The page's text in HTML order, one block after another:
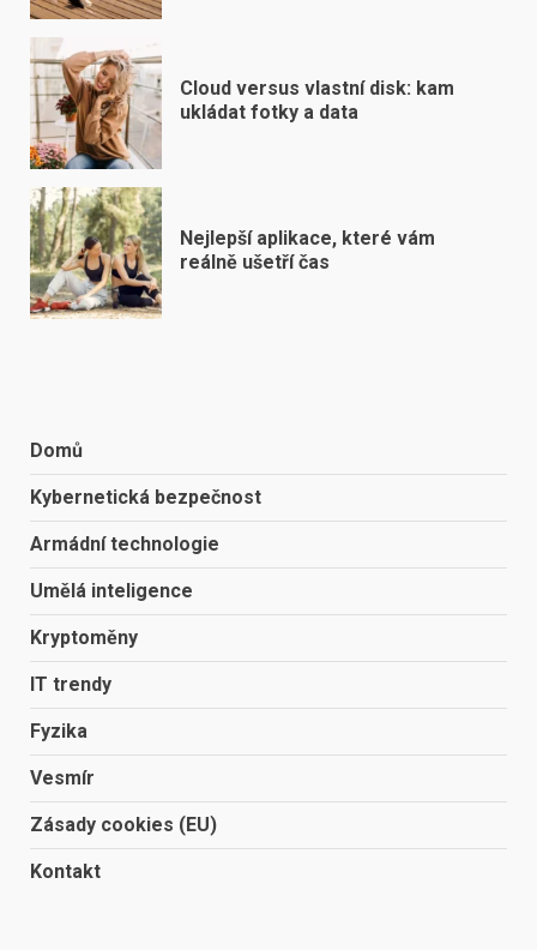
Cloud versus vlastní disk: kam
ukládat fotky a data
Nejlepší aplikace, které vám
reálně ušetří čas
Domů
Kybernetická bezpečnost
Armádní technologie
Umělá inteligence
Kryptoměny
IT trendy
Fyzika
Vesmír
Zásady cookies (EU)
Kontakt